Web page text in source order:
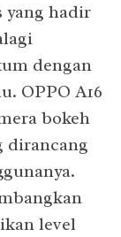
yang hadir
dengan
OPPO A16
bokeh
dirancang
level